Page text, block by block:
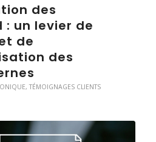
des
: un levier de
de
des
, TÉMOIGNAGES CLIENTS